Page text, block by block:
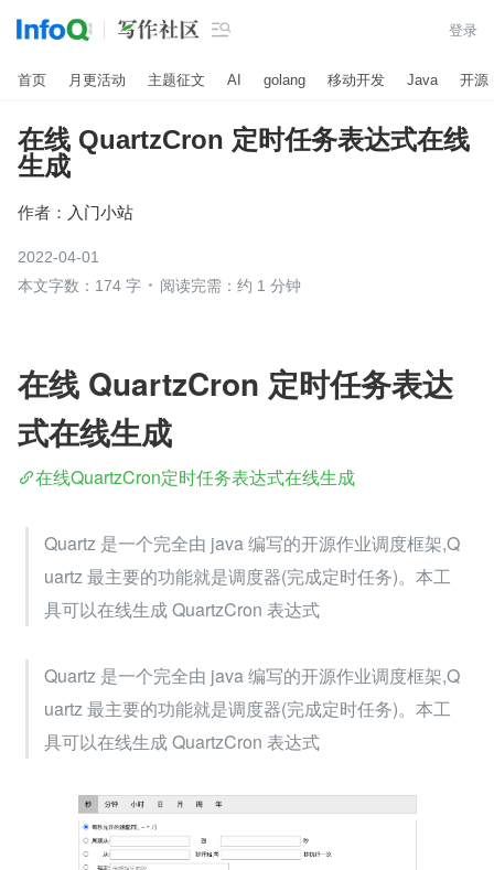
 登录
首页 月更活动 主题征文 AI golang 移动开发 Java 开源
在线 QuartzCron 定时任务表达式在线
生成
作者： 入门小站
2022-04-01
本文字数：174 字
阅读完需：约 1 分钟
在线 QuartzCron 定时任务表达
式在线生成
在线QuartzCron定时任务表达式在线生成
Quartz 是一个完全由 java 编写的开源作业调度框架,Q
uartz 最主要的功能就是调度器(完成定时任务)。本工
具可以在线生成 QuartzCron 表达式
Quartz 是一个完全由 java 编写的开源作业调度框架,Q
uartz 最主要的功能就是调度器(完成定时任务)。本工
具可以在线生成 QuartzCron 表达式